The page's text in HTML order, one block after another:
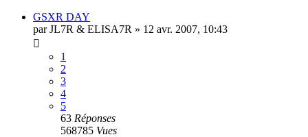
GSXR DAY
parJL7R & ELISA7R » 12 avr. 2007, 10:43
1
2
3
4
5
63 Réponses
568785 Vues